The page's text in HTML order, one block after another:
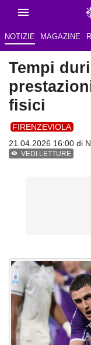
NOTIZIE MAGAZINE
Tempi
fisici
FIRENZEVIOLA
21.04.2026 16:00 di
VEDI LETTURE